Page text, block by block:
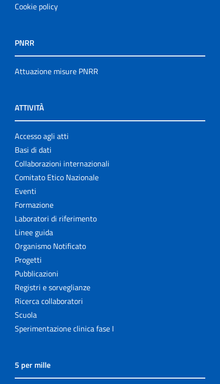
Cookie policy
PNRR
Attuazione misure PNRR
ATTIVITÀ
Accesso agli atti
Basi di dati
Collaborazioni internazionali
Comitato Etico Nazionale
Eventi
Formazione
Laboratori di riferimento
Linee guida
Organismo Notificato
Progetti
Pubblicazioni
Registri e sorveglianze
Ricerca collaboratori
Scuola
Sperimentazione clinica fase I
5 per mille